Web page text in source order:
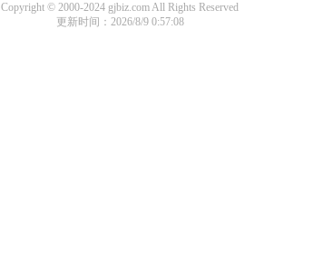
Copyright © 2000-2024 gjbiz.com All Rights Reserved
更新时间：2026/8/9 0:57:08